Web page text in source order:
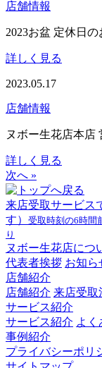
店舗情報
2023お盆 定休日
詳しく見る
2023.05.17
店舗情報
ヌボー生花店本店
詳しく見る
次へ »
来店受取サービス
す） 受取時刻の6時間
り
ヌボー生花店につ
代表者挨拶 お知ら
店舗紹介
店舗紹介 来店受取
サービス紹介
サービス紹介 よく
事例紹介
プライバシーポリ